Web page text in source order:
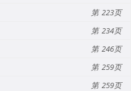
223
234
246
259
259